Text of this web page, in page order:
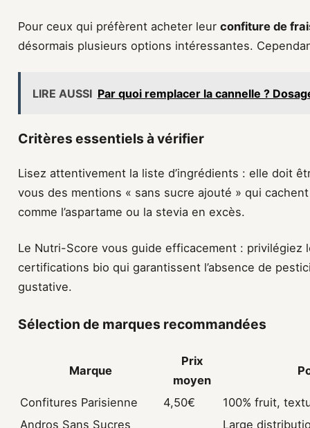
Pour ceux qui préfèrent acheter leur confiture de
désormais plusieurs options intéressantes.
LIRE AUSSI Par quoi remplacer la cannelle ?
Critères essentiels à vérifier
Lisez attentivement la liste d’ingrédients : elle doit
vous des mentions « sans sucre ajouté » qui
comme l’aspartame ou la stevia en excès.
Le Nutri-Score vous guide efficacement : privilégiez
certifications bio qui garantissent l’absence de
gustative.
Sélection de marques recommandées
Marque
Prix
moyen
Confitures Parisienne 4,50€
100% fruit,
Andros Sans Sucres
Large